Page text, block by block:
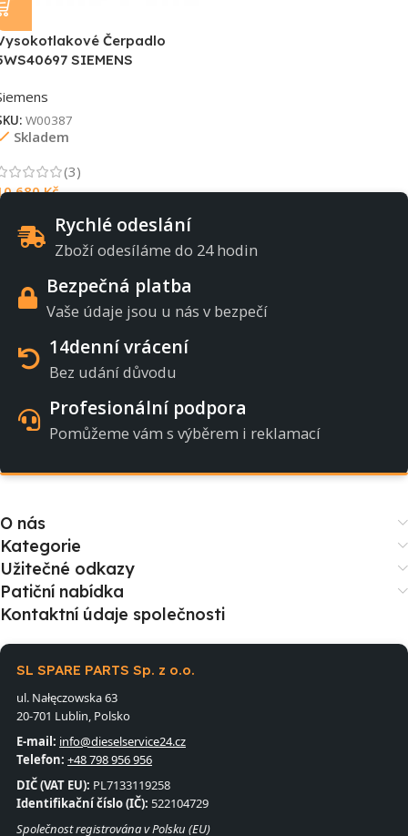
Čerpadlo
SIEMENS
W00387
Skladem
(3)
680Kč
Rychlé odeslání
Zboží odesíláme do 24 hodin
Bezpečná platba
Vaše údaje jsou u nás v bezpečí
14denní vrácení
Bez udání důvodu
Profesionální podpora
Pomůžeme vám s výběrem i reklamací
O nás
Kategorie
Užitečné odkazy
Patiční nabídka
Kontaktní údaje společnosti
SL SPARE PARTS Sp. z o.o.
ul. Nałęczowska 63
20-701 Lublin, Polsko
E-mail: info@dieselservice24.cz
Telefon: +48 798 956 956
DIČ (VAT EU): PL7133119258
Identifikační číslo (IČ): 522104729
Společnost registrována v Polsku (EU)